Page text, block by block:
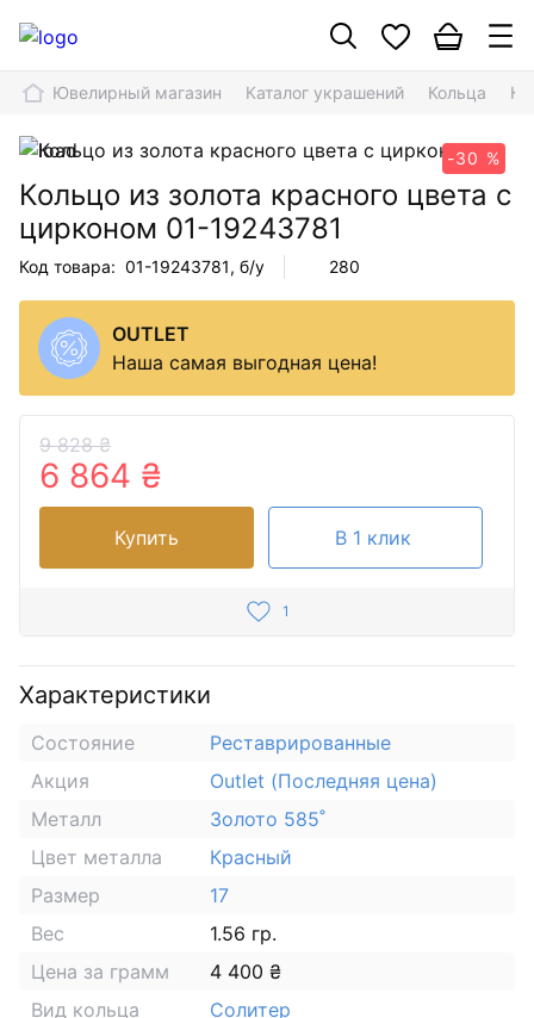
Ювелирный магазин Каталог украшений Кольца
-30 %
Кольцо из золота красного цвета с
цирконом 01-19243781
Код товара: 01-19243781, б/у 280
OUTLET
Наша самая выгодная цена!
9 828 ₴
6 864 ₴
Купить В 1 клик
1
Характеристики
Состояние
Реставрированные
Акция
Outlet (Последняя цена)
Металл
Золото 585˚
Цвет металла
Красный
Размер
17
Вес
1.56 гр.
Цена за грамм
4 400 ₴
Вид кольца
Солитер